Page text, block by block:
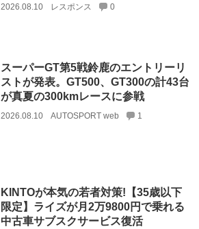
2026.08.10 レスポンス 0
スーパーGT第5戦鈴鹿のエントリーリ
ストが発表。GT500、GT300の計43台
が真夏の300kmレースに参戦
2026.08.10 AUTOSPORT web 1
KINTOが本気の若者対策!【35歳以下
限定】ライズが月2万9800円で乗れる
中古車サブスクサービス復活